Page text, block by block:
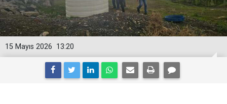
13:20
15 Mayıs 2026